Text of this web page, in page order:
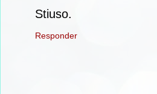
Stiuso.
Responder